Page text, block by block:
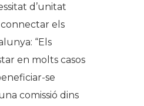
d’unitat
els
“Els
en molts casos
se
comissió dins